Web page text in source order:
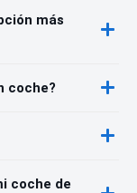
más
coche?
coche de